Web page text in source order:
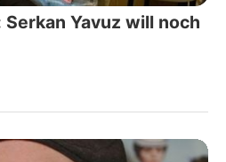
Yavuz will noch